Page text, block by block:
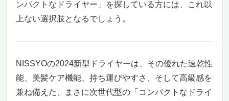
ンパクトなドライヤー」を探している方には、これ以
上ない選択肢となるでしょう。
NISSYOの2024新型ドライヤーは、その優れた速乾性
能、美髪ケア機能、持ち運びやすさ、そして高級感を
兼ね備えた、まさに次世代型の「コンパクトなドライ